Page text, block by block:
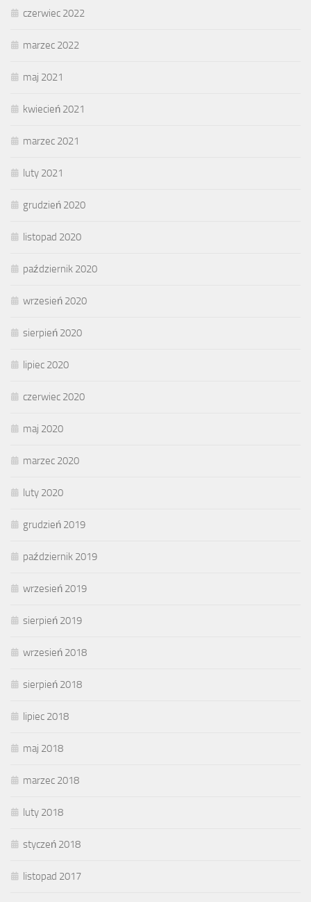
czerwiec 2022
marzec 2022
maj 2021
kwiecień 2021
marzec 2021
luty 2021
grudzień 2020
listopad 2020
październik 2020
wrzesień 2020
sierpień 2020
lipiec 2020
czerwiec 2020
maj 2020
marzec 2020
luty 2020
grudzień 2019
październik 2019
wrzesień 2019
sierpień 2019
wrzesień 2018
sierpień 2018
lipiec 2018
maj 2018
marzec 2018
luty 2018
styczeń 2018
listopad 2017